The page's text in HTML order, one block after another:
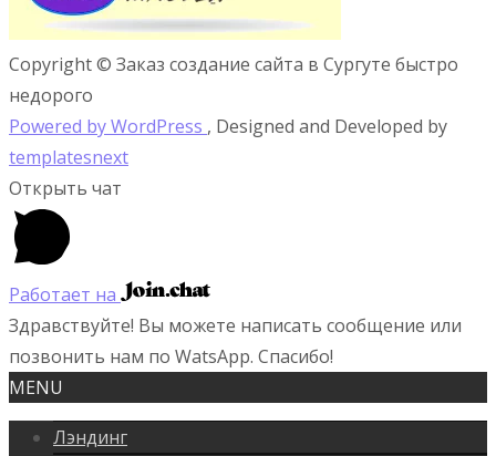
Copyright © Заказ создание сайта в Сургуте быстро
недорого
Powered by WordPress , Designed and Developed by
templatesnext
Открыть чат
Работает на
Здравствуйте! Вы можете написать сообщение или
позвонить нам по WatsApp. Спасибо!
MENU
Лэндинг